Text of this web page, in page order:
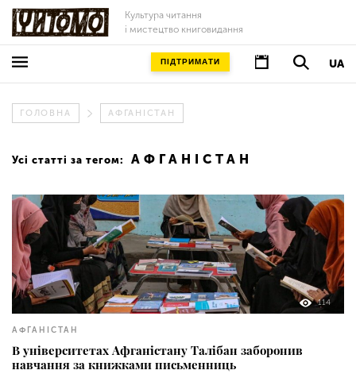
Культура читання
і мистецтво книговидання
UA
ПІДТРИМАТИ
ГОЛОВНА АФГАНІСТАН
Усі статті за тегом: АФГАНІСТАН
114
АФГАНІСТАН
В університетах Афганістану Талібан заборонив
навчання за книжками письменниць